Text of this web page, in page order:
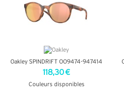
Oakley SPINDRIFT OO9474-947414
118,30 €
Couleurs disponibles